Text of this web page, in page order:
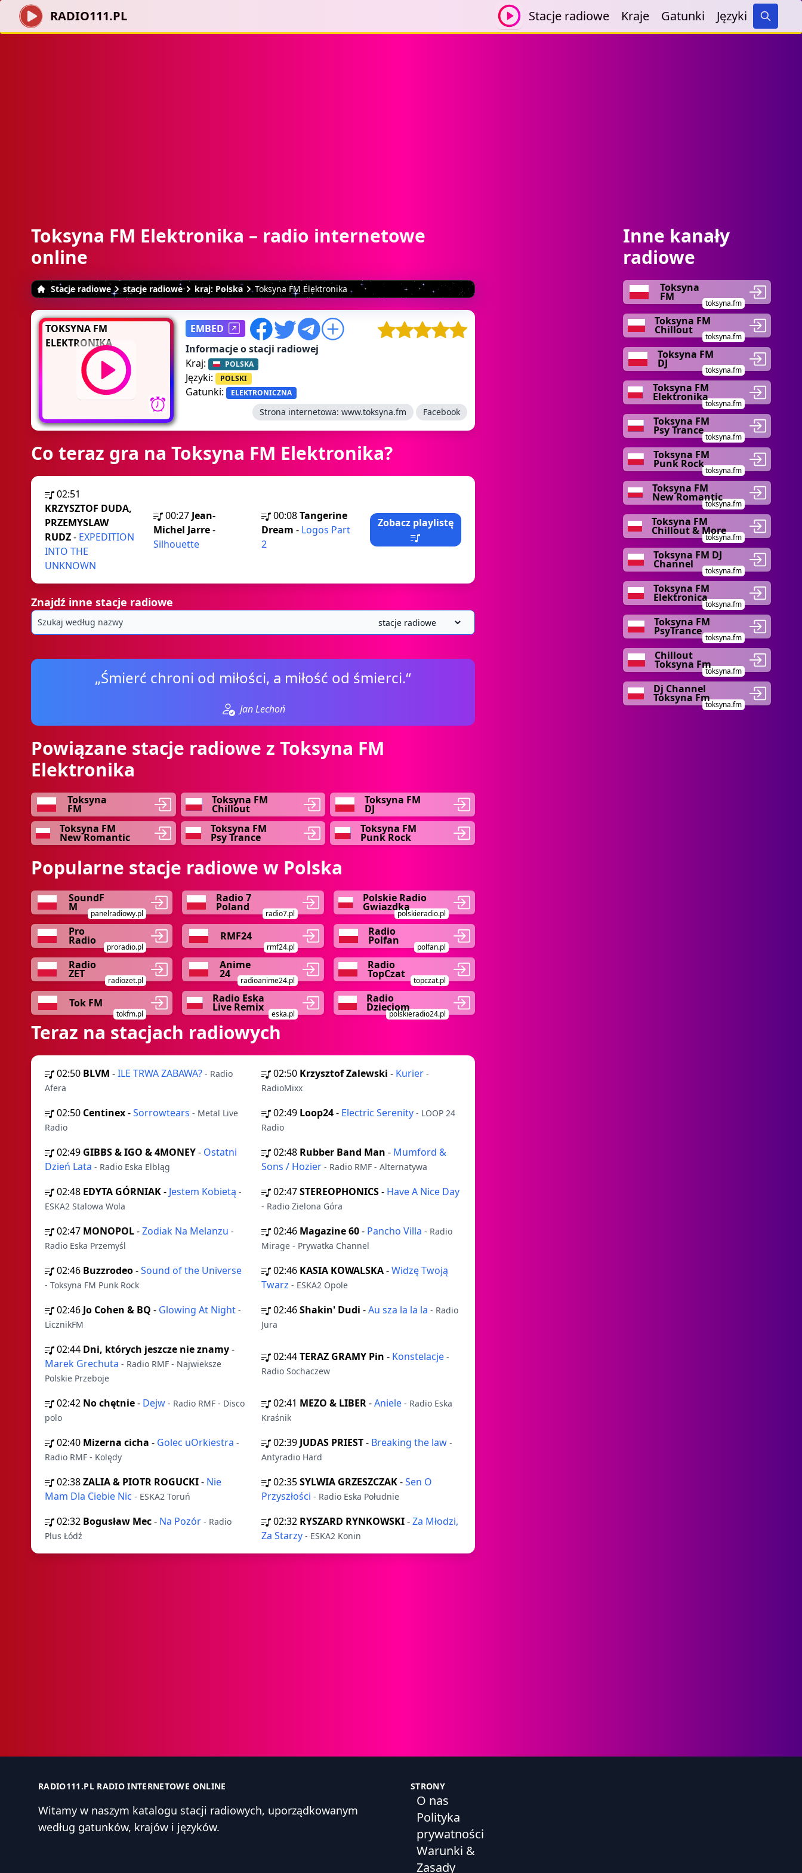
RADIO111.PL Stacje radiowe Kraje Gatunki Języki
Search
Toksyna FM Elektronika – radio internetowe
online
Stacje radiowe stacje radiowe kraj: Polska Toksyna FM Elektronika
TOKSYNA FM
ELEKTRONIKA
EMBED
Informacje o stacji radiowej
Kraj:
POLSKA
Języki: POLSKI
Gatunki: ELEKTRONICZNA
Strona internetowa: www.toksyna.fm Facebook
Co teraz gra na Toksyna FM Elektronika?
02:51
KRZYSZTOF DUDA,
PRZEMYSLAW
RUDZ- EXPEDITION
INTO THE
UNKNOWN
00:27 Jean-
Michel Jarre-
Silhouette
00:08Tangerine
Dream - Logos Part
2
Zobacz playlistę
Znajdź inne stacje radiowe
„Śmierć chroni od miłości, a miłość od śmierci.“
Jan Lechoń
Powiązane stacje radiowe z Toksyna FM
Elektronika
Toksyna
FM
Toksyna FM
Chillout
Toksyna FM
DJ
Toksyna FM
New Romantic
Toksyna FM
Psy Trance
Toksyna FM
Punk Rock
Popularne stacje radiowe w Polska
SoundF
M
panelradiowy.pl
Radio 7
Poland
radio7.pl
Polskie Radio
Gwiazdka
polskieradio.pl
Pro
Radio
proradio.pl
RMF24
rmf24.pl
Radio
Polfan
polfan.pl
Radio
ZET
radiozet.pl
Anime
24
radioanime24.pl
Radio
TopCzat
topczat.pl
Tok FM
tokfm.pl
Radio Eska
Live Remix
eska.pl
Radio
Dzieciom
polskieradio24.pl
Teraz na stacjach radiowych
02:50 BLVM -ILE TRWA ZABAWA? - Radio
Afera
02:50 Krzysztof Zalewski - Kurier -
RadioMixx
02:50 Centinex-Sorrowtears - Metal Live
Radio
02:49 Loop24- Electric Serenity - LOOP 24
Radio
02:49 GIBBS & IGO & 4MONEY- Ostatni
Dzień Lata - Radio Eska Elbląg
02:48 Rubber Band Man - Mumford &
Sons / Hozier - Radio RMF - Alternatywa
02:48 EDYTA GÓRNIAK- Jestem Kobietą -
ESKA2 Stalowa Wola
02:47STEREOPHONICS- Have A Nice Day
- Radio Zielona Góra
02:47 MONOPOL-Zodiak Na Melanzu -
Radio Eska Przemyśl
02:46 Magazine 60- Pancho Villa - Radio
Mirage - Prywatka Channel
02:46 Buzzrodeo-Sound of the Universe
- Toksyna FM Punk Rock
02:46 KASIA KOWALSKA-Widzę Twoją
Twarz - ESKA2 Opole
02:46 Jo Cohen & BQ - Glowing At Night -
LicznikFM
02:46Shakin' Dudi -Au sza la la la - Radio
Jura
02:44 Dni, których jeszcze nie znamy-
Marek Grechuta - Radio RMF - Najwieksze
Polskie Przeboje
02:44TERAZ GRAMY Pin - Konstelacje -
Radio Sochaczew
02:42 No chętnie- Dejw - Radio RMF - Disco
polo
02:41 MEZO & LIBER-Aniele - Radio Eska
Kraśnik
02:40 Mizerna cicha - Golec uOrkiestra -
Radio RMF - Kolędy
02:39 JUDAS PRIEST- Breaking the law -
Antyradio Hard
02:38ZALIA & PIOTR ROGUCKI- Nie
Mam Dla Ciebie Nic - ESKA2 Toruń
02:35SYLWIA GRZESZCZAK-Sen O
Przyszłości - Radio Eska Południe
02:32 Bogusław Mec- Na Pozór - Radio
Plus Łódź
02:32 RYSZARD RYNKOWSKI-Za Młodzi,
Za Starzy - ESKA2 Konin
Inne kanały
radiowe
Toksyna
FM
toksyna.fm
Toksyna FM
Chillout
toksyna.fm
Toksyna FM
DJ
toksyna.fm
Toksyna FM
Elektronika
toksyna.fm
Toksyna FM
Psy Trance
toksyna.fm
Toksyna FM
Punk Rock
toksyna.fm
Toksyna FM
New Romantic
toksyna.fm
Toksyna FM
Chillout & More
toksyna.fm
Toksyna FM DJ
Channel
toksyna.fm
Toksyna FM
Elektronica
toksyna.fm
Toksyna FM
PsyTrance
toksyna.fm
Chillout
Toksyna Fm
toksyna.fm
Dj Channel
Toksyna Fm
toksyna.fm
RADIO111.PL RADIO INTERNETOWE ONLINE
Witamy w naszym katalogu stacji radiowych, uporządkowanym
według gatunków, krajów i języków.
STRONY
O nas
Polityka
prywatności
Warunki &
Zasady